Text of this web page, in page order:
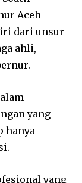
Aceh
dari unsur
ahli,
yang
hanya
yang